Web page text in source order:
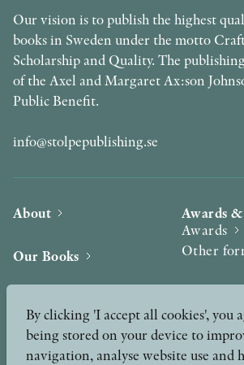
Our vision is to publish the highest
books in Sweden under the motto
Scholarship and Quality. The
of the Axel and Margaret Ax:son
Public Benefit.
info@stolpepublishing.se
About
Our Books
News
Awards
Awards
Other
Press
By clicking 'I accept all cookies', you
being stored on your device to
navigation, analyse website use and